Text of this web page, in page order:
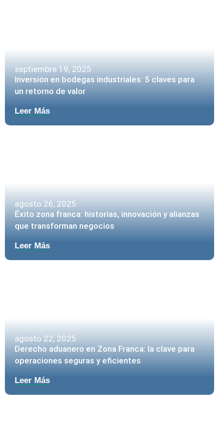
septiembre 19, 2025
Inversión en bodegas industriales: 5 claves para
un retorno de valor
Leer Más
agosto 26, 2025
Éxito zona franca: historias, innovación y alianzas
que transforman negocios
Leer Más
agosto 22, 2025
Derecho aduanero en Zona Franca: la clave para
operaciones seguras y eficientes
Leer Más